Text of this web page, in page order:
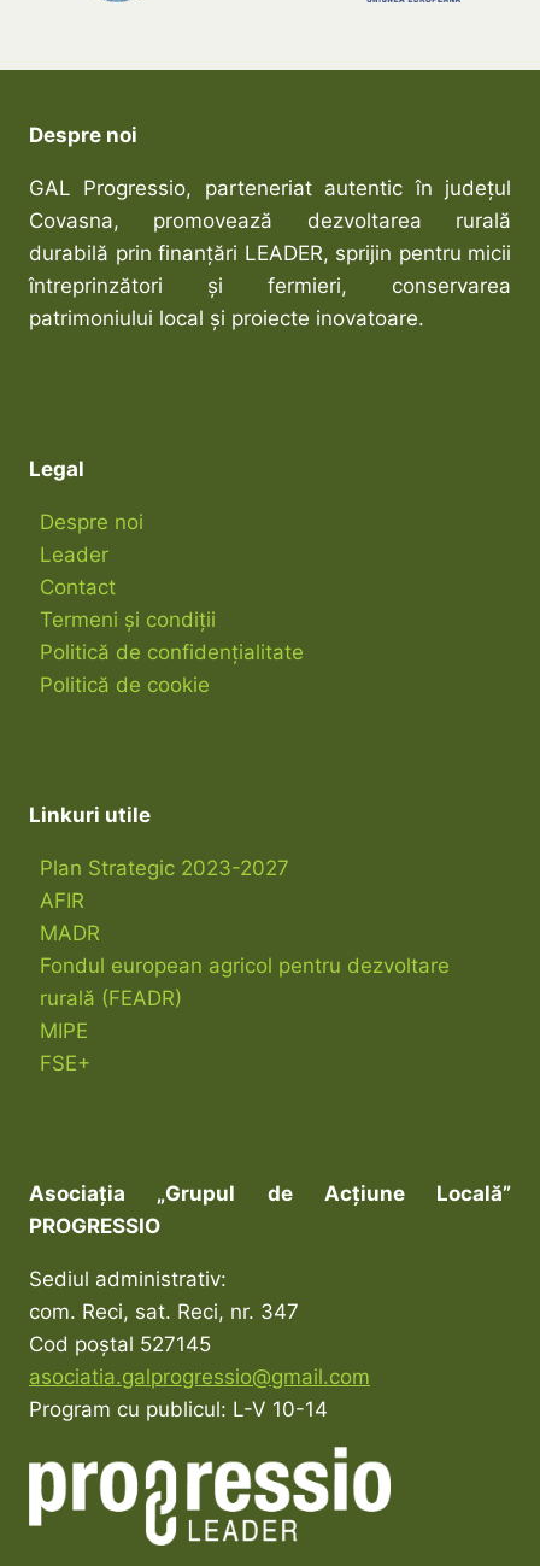
Despre noi
GAL Progressio, parteneriat autentic în județul
Covasna, promovează dezvoltarea rurală
durabilă prin finanțări LEADER, sprijin pentru micii
întreprinzători și fermieri, conservarea
patrimoniului local și proiecte inovatoare.
Legal
Despre noi
Leader
Contact
Termeni și condiții
Politică de confidențialitate
Politică de cookie
Linkuri utile
Plan Strategic 2023-2027
AFIR
MADR
Fondul european agricol pentru dezvoltare
rurală (FEADR)
MIPE
FSE+
Asociația „Grupul de Acțiune Locală”
PROGRESSIO
Sediul administrativ:
com. Reci, sat. Reci, nr. 347
Cod poștal 527145
asociatia.galprogressio@gmail.com
Program cu publicul: L-V 10-14